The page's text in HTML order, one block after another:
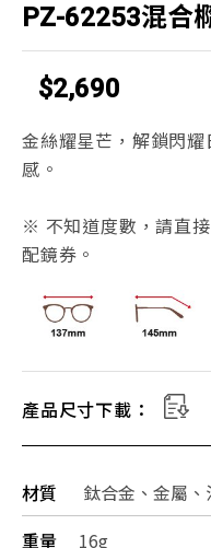
PZ-62253混合
$2,690
金絲耀星芒，解鎖閃
感。
※ 不知道度數，請直
配鏡券。
產品尺寸下載：
材質
鈦合金、金屬、
重量
16g